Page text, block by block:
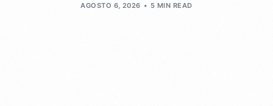
AGOSTO 6, 2026 5 MIN READ